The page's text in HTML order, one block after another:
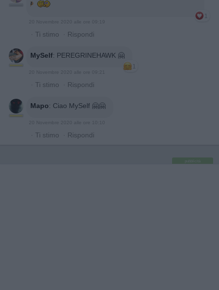
1
20 Novembre 2020 alle ore 09:19
· Ti stimo · Rispondi
MySelf: PEREGRINEHAWK 🤗
1
20 Novembre 2020 alle ore 09:21
· Ti stimo · Rispondi
Mapo: Ciao MySelf 🤗🤗
20 Novembre 2020 alle ore 10:10
· Ti stimo · Rispondi
pubblicità